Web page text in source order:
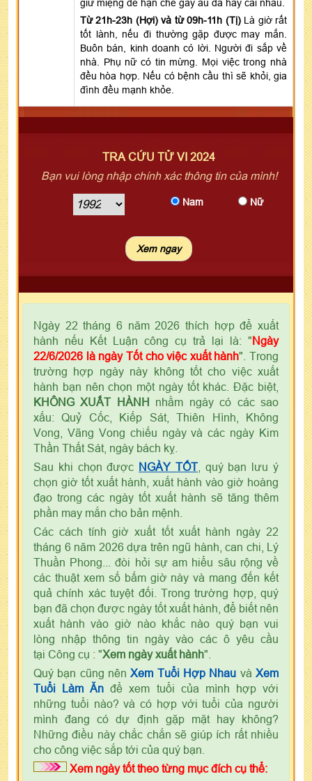
giữ miệng để hạn ché gây ẩu đả hay cãi nhau.
Từ 21h-23h (Hợi) và từ 09h-11h (Tị) Là giờ rất
tốt lành, nếu đi thường gặp được may mắn.
Buôn bán, kinh doanh có lời. Người đi sắp về
nhà. Phụ nữ có tin mừng. Mọi việc trong nhà
đều hòa hợp. Nếu có bệnh cầu thì sẽ khỏi, gia
đình đều mạnh khỏe.
TRA CỨU TỬ VI 2024
Bạn vui lòng nhập chính xác thông tin của mình!
Nam Nữ
Ngày 22 tháng 6 năm 2026 thích hợp để xuất
hành nếu Kết Luận công cụ trả lại là: "Ngày
22/6/2026 là ngày Tốt cho việc xuất hành". Trong
trường hợp ngày này không tốt cho việc xuất
hành bạn nên chọn một ngày tốt khác. Đặc biệt,
KHÔNG XUẤT HÀNH nhằm ngày có các sao
xấu: Quỷ Cốc, Kiếp Sát, Thiên Hình, Không
Vong, Vãng Vong chiếu ngày và các ngày Kim
Thần Thất Sát, ngày bách kỵ.
Sau khi chọn được NGÀY TỐT, quý bạn lưu ý
chọn giờ tốt xuất hành, xuất hành vào giờ hoàng
đạo trong các ngày tốt xuất hành sẽ tăng thêm
phần may mắn cho bản mệnh.
Các cách tính giờ xuất tốt xuất hành ngày 22
tháng 6 năm 2026 dựa trên ngũ hành, can chi, Lý
Thuần Phong... đòi hỏi sự am hiểu sâu rộng về
các thuật xem số bấm giờ này và mang đến kết
quả chính xác tuyệt đối. Trong trường hợp, quý
bạn đã chọn được ngày tốt xuất hành, để biết nên
xuất hành vào giờ nào khắc nào quý bạn vui
lòng nhập thông tin ngày vào các ô yêu cầu
tại Công cụ : "Xem ngày xuất hành".
Quý bạn cũng nênXem Tuổi Hợp Nhau vàXem
Tuổi Làm Ăn để xem tuổi của mình hợp với
những tuổi nào? và có hợp với tuổi của người
mình đang có dự định gặp mặt hay không?
Những điều này chắc chắn sẽ giúp ích rất nhiều
cho công việc sắp tới của quý bạn.
Xem ngày tốt theo từng mục đích cụ thể: